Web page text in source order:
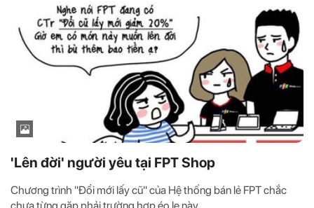
'Lên đời' người yêu tại FPT Shop
Chương trình "Đổi mới lấy cũ" của Hệ thống bán lẻ FPT chắc